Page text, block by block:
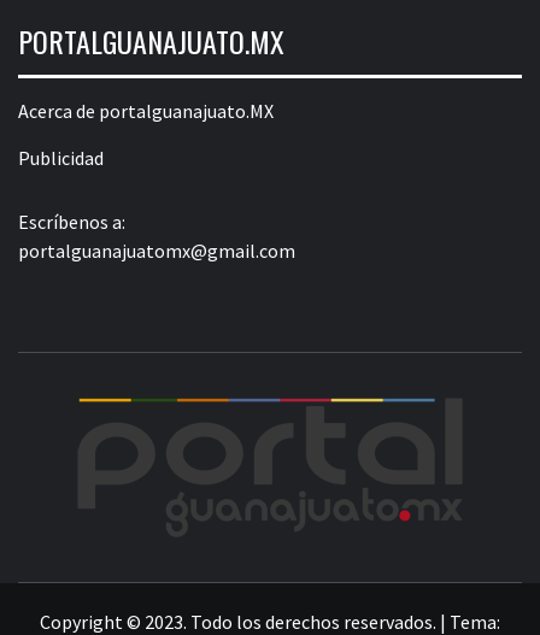
PORTALGUANAJUATO.MX
Acerca de portalguanajuato.MX
Publicidad
Escríbenos a:
portalguanajuatomx@gmail.com
Copyright © 2023. Todo los derechos reservados. | Tema: